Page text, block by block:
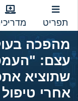
מַעֲרֶכֶת
נָגִישׁ
בִּקְלִיק
הַמְּסַיַּעַת
לִנְגִישׁוּת
הָאֲתָר.
תפריט
מהפכה
עצם:
שתוציא
אחרי